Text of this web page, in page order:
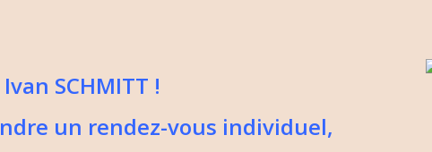
SCHMITT !
un rendez-vous individuel,